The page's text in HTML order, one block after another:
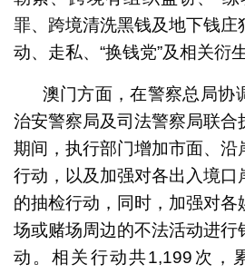
罪、跨境清洗黑钱及地下钱庄
动、走私、“换钱党”及相关衍
澳门方面，在警察总局协
治安警察局及司法警察局联合
期间，执行部门增加市面、沿
行动，以及加强对各出入境口
的抽检行动，同时，加强对各
场或赌场周边的不法活动进行
动。相关行动共1,199次，